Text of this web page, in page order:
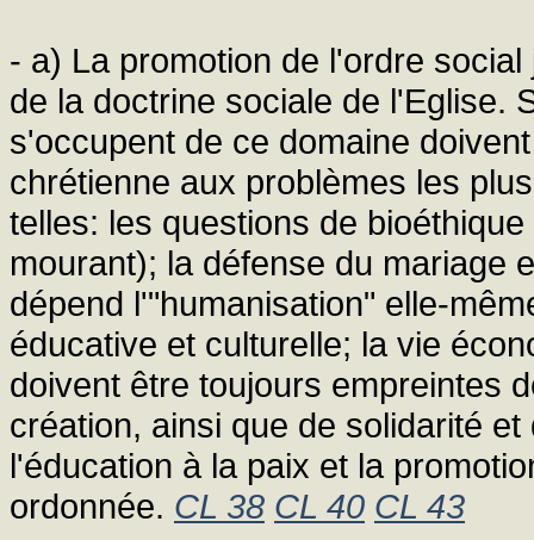
- a) La promotion de l'ordre
de la doctrine sociale de l'Eglise.
s'occupent de ce domaine
chrétienne aux problèmes les
telles: les questions de
mourant); la défense du mariage
dépend l'"humanisation" elle-
éducative et culturelle; la vie
doivent être toujours empreintes
création, ainsi que de solidarité
l'éducation à la paix et la
ordonnée. CL 38 CL 40 CL 43